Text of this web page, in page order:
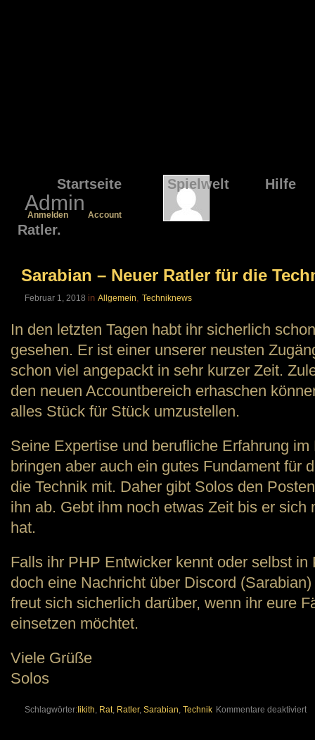
Startseite Spielwelt Hilfe
Admin
Anmelden Account
Ratler.
Sarabian – Neuer Ratler für die
Februar 1, 2018 in Allgemein, Techniknews
In den letzten Tagen habt ihr sicherlich
gesehen. Er ist einer unserer neusten
schon viel angepackt in sehr kurzer Zeit.
den neuen Accountbereich erhaschen
alles Stück für Stück umzustellen.
Seine Expertise und berufliche Erfahrung im
bringen aber auch ein gutes Fundament für
die Technik mit. Daher gibt Solos den
ihn ab. Gebt ihm noch etwas Zeit bis er sich
hat.
Falls ihr PHP Entwicker kennt oder selbst
doch eine Nachricht über Discord
freut sich sicherlich darüber, wenn ihr eure
einsetzen möchtet.
Viele Grüße
Solos
Schlagwörter: Iikith, Rat, Ratler, Sarabian, Technik Kommentare deaktiviertfür